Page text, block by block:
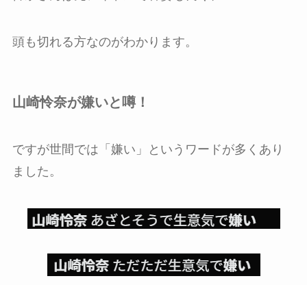
頭も切れる方なのがわかります。
山崎怜奈が嫌いと噂！
ですが世間では「嫌い」というワードが多くあり
ました。